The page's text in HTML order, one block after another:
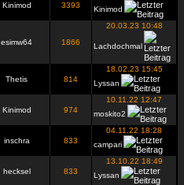
Kinimod 3393
Kinimod
esimw64 1866
20.03.23 10:48
Lachdochmal
Thetis 814
18.02.23 15:45
Lyssan
Kinimod 974
10.11.22 12:47
moskito2
inschra 833
04.11.22 18:28
campari
hecksel 833
13.10.22 18:49
Lyssan